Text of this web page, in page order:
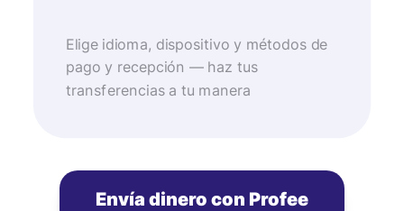
Elige idioma, dispositivo y métodos de
pago y recepción — haz tus
transferencias a tu manera
Envía dinero con Profee